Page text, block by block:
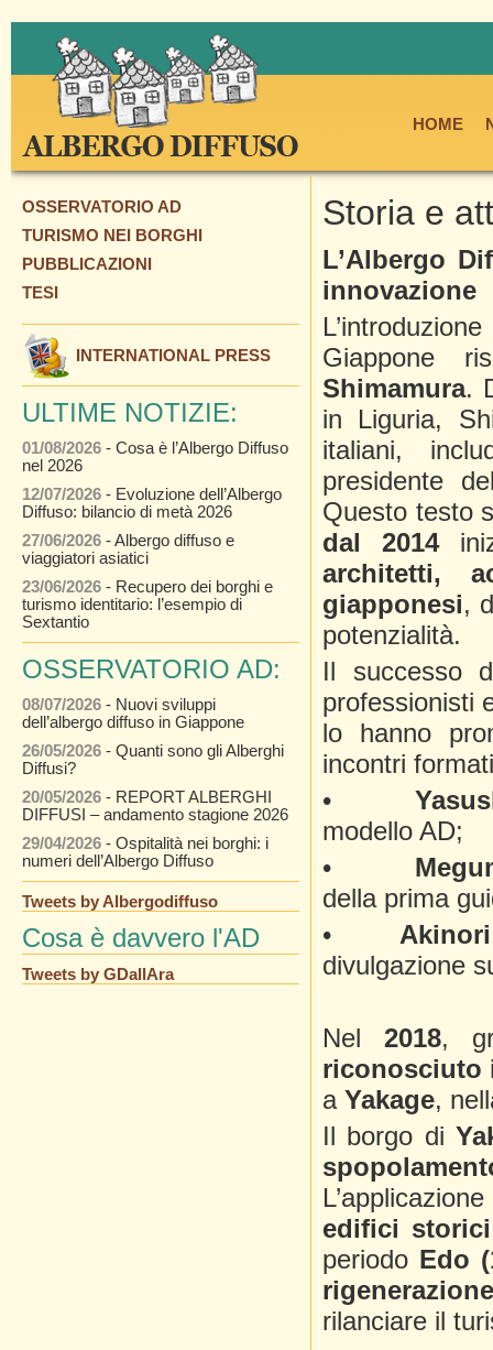
HOME
OSSERVATORIO AD
TURISMO NEI BORGHI
PUBBLICAZIONI
TESI
INTERNATIONAL PRESS
ULTIME NOTIZIE:
01/08/2026 - Cosa è l’Albergo Diffuso
nel 2026
12/07/2026 - Evoluzione dell’Albergo
Diffuso: bilancio di metà 2026
27/06/2026 - Albergo diffuso e
viaggiatori asiatici
23/06/2026 - Recupero dei borghi e
turismo identitario: l’esempio di
Sextantio
OSSERVATORIO AD:
08/07/2026 - Nuovi sviluppi
dell’albergo diffuso in Giappone
26/05/2026 - Quanti sono gli Alberghi
Diffusi?
20/05/2026 - REPORT ALBERGHI
DIFFUSI – andamento stagione 2026
29/04/2026 - Ospitalità nei borghi: i
numeri dell’Albergo Diffuso
Tweets by Albergodiffuso
Cosa è davvero l'AD
Tweets by GDallAra
Storia e
L’Albergo
innovazione
Giappone
Shimamura.
in Liguria,
italiani,
presidente
Questo testo
dal 2014
architetti,
giapponesi,
potenzialità.
Il successo
professionisti
lo hanno
incontri
•
modello AD;
•
della prima
•
divulgazione
Nel2018,
riconosciuto
a Yakage,
Il borgo di
edifici storici
periodo Edo
rilanciare il